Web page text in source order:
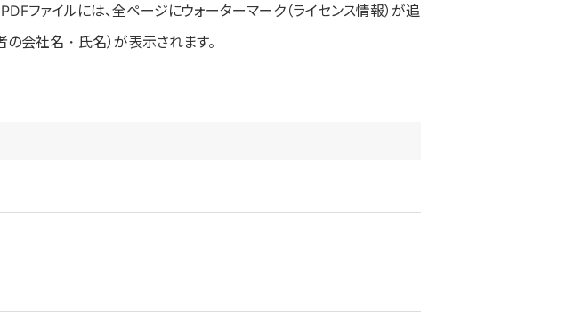
ファイルには、全ページにウォーターマーク（ライセンス情報）が追
の会社名・氏名）が表示されます。